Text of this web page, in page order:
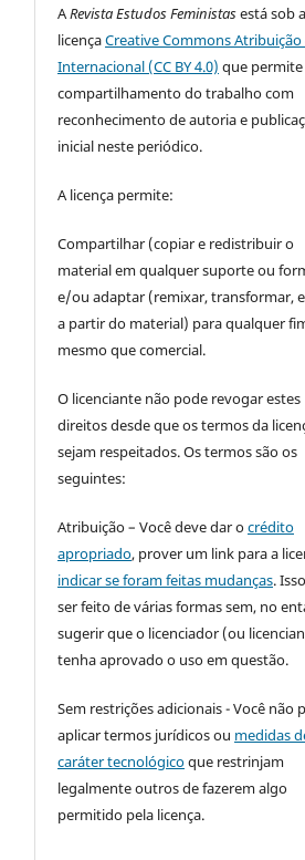
ARevista Estudos Feministasestá sob a
licençaCreative Commons Atribuição
Internacional (CC BY 4.0) que
compartilhamento do trabalho com
reconhecimento de autoria e
inicial neste periódico.
A licença permite:
Compartilhar (copiar e redistribuir o
material em qualquer suporte ou
e/ou adaptar (remixar, transformar,
a partir do material) para qualquer
mesmo que comercial.
O licenciante não pode revogar estes
direitos desde que os termos da
sejam respeitados. Os termos são os
seguintes:
Atribuição – Você deve dar ocrédito
apropriado, prover um link para a
indicar se foram feitas mudanças.
ser feito de várias formas sem, no
sugerir que o licenciador (ou
tenha aprovado o uso em questão.
Sem restrições adicionais - Você não
aplicar termos jurídicos ou medidas
caráter tecnológicoque restrinjam
legalmente outros de fazerem algo
permitido pela licença.